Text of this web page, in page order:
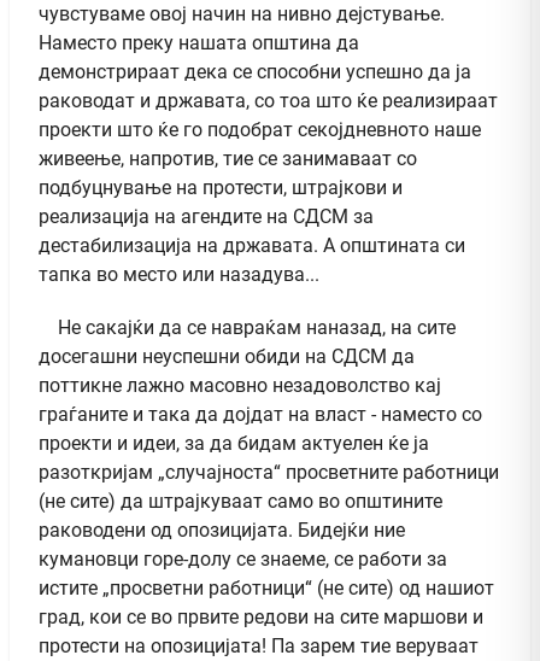
чувстуваме овој начин на нивно дејстување.
Наместо преку нашата општина да
демонстрираат дека се способни успешно да ја
раководат и државата, со тоа што ќе реализираат
проекти што ќе го подобрат секојдневното наше
живеење, напротив, тие се занимаваат со
подбуцнување на протести, штрајкови и
реализација на агендите на СДСМ за
дестабилизација на државата. А општината си
тапка во место или назадува...
Не сакајќи да се навраќам наназад, на сите
досегашни неуспешни обиди на СДСМ да
поттикне лажно масовно незадоволство кај
граѓаните и така да дојдат на власт - наместо со
проекти и идеи, за да бидам актуелен ќе ја
разоткријам „случајноста“ просветните работници
(не сите) да штрајкуваат само во општините
раководени од опозицијата. Бидејќи ние
кумановци горе-долу се знаеме, се работи за
истите „просветни работници“ (не сите) од нашиот
град, кои се во првите редови на сите маршови и
протести на опозицијата! Па зарем тие веруваат